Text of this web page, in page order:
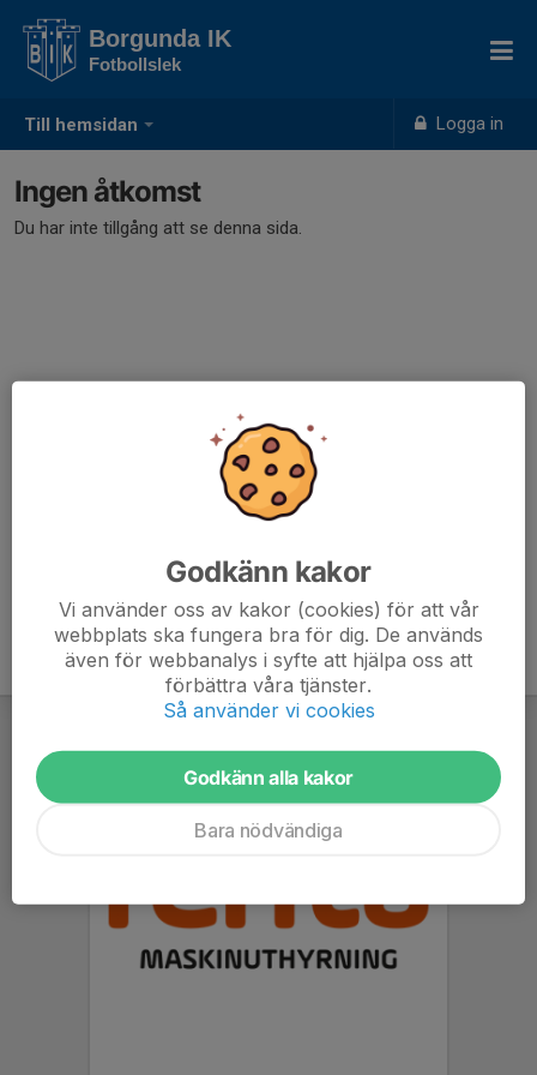
Till hemsidan Logga in
Borgunda IK
Fotbollslek
Ingen åtkomst
Du har inte tillgång att se denna sida.
Godkänn kakor
Vi använder oss av kakor (cookies) för att vår
webbplats ska fungera bra för dig. De används
även för webbanalys i syfte att hjälpa oss att
förbättra våra tjänster.
Så använder vi cookies
Godkänn alla kakor
Bara nödvändiga